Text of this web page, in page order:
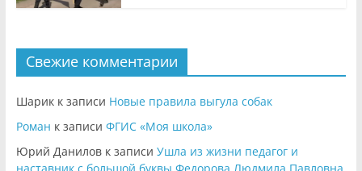
Свежие комментарии
Шарикк записи Новые правила выгула собак
Роман к записи ФГИС «Моя школа»
Юрий Даниловк записи Ушла из жизни педагог и